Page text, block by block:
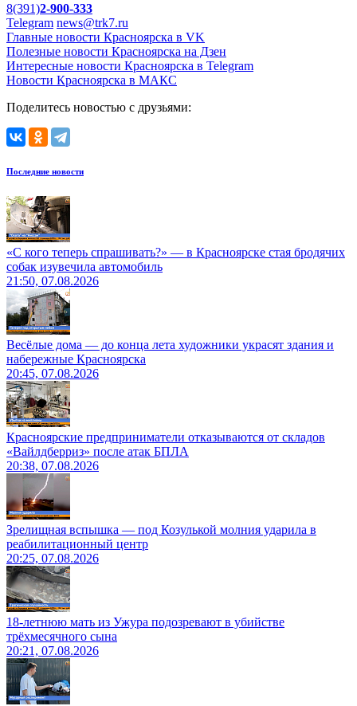
8(391)2-900-333
Telegram news@trk7.ru
Главные новости Красноярска в VK
Полезные новости Красноярска на Дзен
Интересные новости Красноярска в Telegram
Новости Красноярска в МАКС
Поделитесь новостью с друзьями:
Последние новости
«С кого теперь спрашивать?» — в Красноярске стая бродячих
собак изувечила автомобиль
21:50, 07.08.2026
Весёлые дома — до конца лета художники украсят здания и
набережные Красноярска
20:45, 07.08.2026
Красноярские предприниматели отказываются от складов
«Вайлдберриз» после атак БПЛА
20:38, 07.08.2026
Зрелищная вспышка — под Козулькой молния ударила в
реабилитационный центр
20:25, 07.08.2026
18-летнюю мать из Ужура подозревают в убийстве
трёхмесячного сына
20:21, 07.08.2026